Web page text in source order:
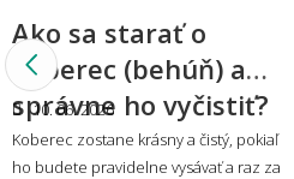
Ako zladiť koberec s
Ako sa starať o
koberec (behúň) a
správne ho vyčistiť?
10. 06. 2026
Koberec zostane krásny a čistý, pokiaľ
ho budete pravidelne vysávať a raz za